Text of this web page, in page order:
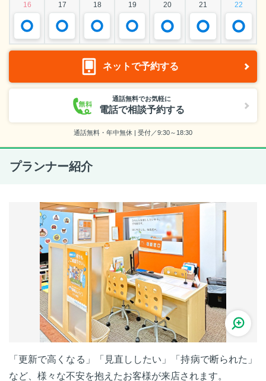
16 17 18 19 20 21 22
ネットで予約する
通話無料でお気軽に
電話で相談予約する
通話無料・年中無休 | 受付／9:30～18:30
プランナー紹介
「更新で高くなる」「見直ししたい」「持病で断られた」
など、様々な不安を抱えたお客様が来店されます。